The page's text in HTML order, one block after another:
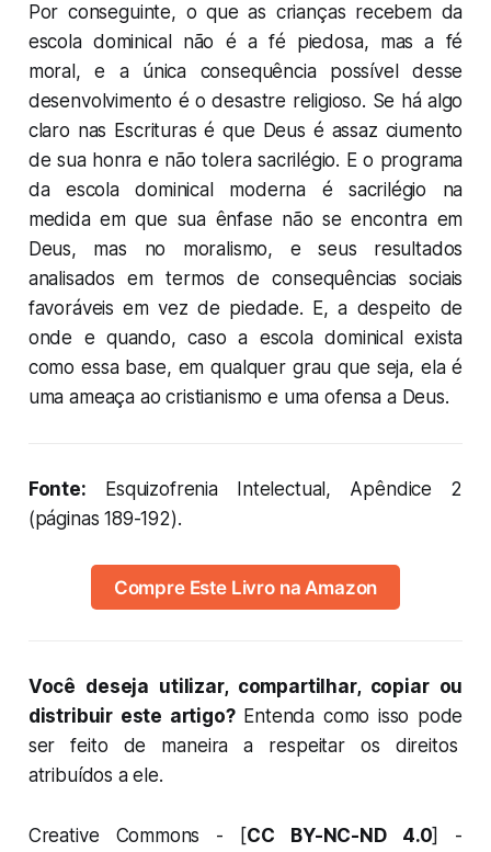
Por conseguinte, o que as crianças recebem da
escola dominical não é a fé piedosa, mas a fé
moral, e a única consequência possível desse
desenvolvimento é o desastre religioso. Se há algo
claro nas Escrituras é que Deus é assaz ciumento
de sua honra e não tolera sacrilégio. E o programa
da escola dominical moderna é sacrilégio na
medida em que sua ênfase não se encontra em
Deus, mas no moralismo, e seus resultados
analisados em termos de consequências sociais
favoráveis em vez de piedade. E, a despeito de
onde e quando, caso a escola dominical exista
como essa base, em qualquer grau que seja, ela é
uma ameaça ao cristianismo e uma ofensa a Deus.
Fonte: Esquizofrenia Intelectual, Apêndice 2
(páginas 189-192).
Compre Este Livro na Amazon
Você deseja utilizar, compartilhar, copiar ou
distribuir este artigo?Entenda como isso pode
ser feito de maneira a respeitar os direitos
atribuídos a ele.
Creative Commons - [CC BY-NC-ND 4.0] -